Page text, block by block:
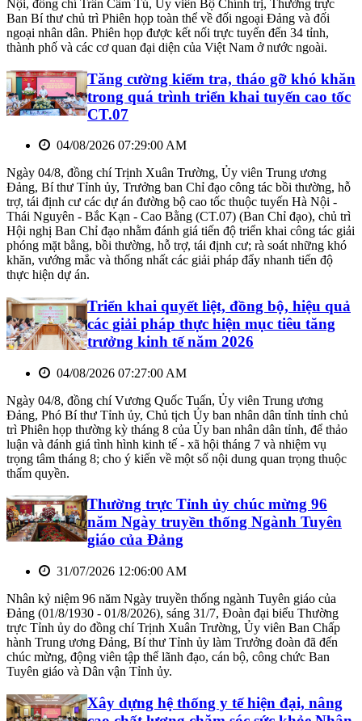
Nội, đồng chí Trần Cẩm Tú, Ủy viên Bộ Chính trị, Thường trực
Ban Bí thư chủ trì Phiên họp toàn thể về đối ngoại Đảng và đối
ngoại nhân dân. Phiên họp được kết nối trực tuyến đến 34 tỉnh,
thành phố và các cơ quan đại diện của Việt Nam ở nước ngoài.
Tăng cường kiểm tra, tháo gỡ khó khăn
trong quá trình triển khai tuyến cao tốc
CT.07
04/08/2026 07:29:00 AM
Ngày 04/8, đồng chí Trịnh Xuân Trường, Ủy viên Trung ương
Đảng, Bí thư Tỉnh ủy, Trưởng ban Chỉ đạo công tác bồi thường, hỗ
trợ, tái định cư các dự án đường bộ cao tốc thuộc tuyến Hà Nội -
Thái Nguyên - Bắc Kạn - Cao Bằng (CT.07) (Ban Chỉ đạo), chủ trì
Hội nghị Ban Chỉ đạo nhằm đánh giá tiến độ triển khai công tác giải
phóng mặt bằng, bồi thường, hỗ trợ, tái định cư; rà soát những khó
khăn, vướng mắc và thống nhất các giải pháp đẩy nhanh tiến độ
thực hiện dự án.
Triển khai quyết liệt, đồng bộ, hiệu quả
các giải pháp thực hiện mục tiêu tăng
trưởng kinh tế năm 2026
04/08/2026 07:27:00 AM
Ngày 04/8, đồng chí Vương Quốc Tuấn, Ủy viên Trung ương
Đảng, Phó Bí thư Tỉnh ủy, Chủ tịch Ủy ban nhân dân tỉnh tỉnh chủ
trì Phiên họp thường kỳ tháng 8 của Ủy ban nhân dân tỉnh, để thảo
luận và đánh giá tình hình kinh tế - xã hội tháng 7 và nhiệm vụ
trọng tâm tháng 8; cho ý kiến về một số nội dung quan trọng thuộc
thẩm quyền.
Thường trực Tỉnh ủy chúc mừng 96
năm Ngày truyền thống Ngành Tuyên
giáo của Đảng
31/07/2026 12:06:00 AM
Nhân kỷ niệm 96 năm Ngày truyền thống ngành Tuyên giáo của
Đảng (01/8/1930 - 01/8/2026), sáng 31/7, Đoàn đại biểu Thường
trực Tỉnh ủy do đồng chí Trịnh Xuân Trường, Ủy viên Ban Chấp
hành Trung ương Đảng, Bí thư Tỉnh ủy làm Trưởng đoàn đã đến
chúc mừng, động viên tập thể lãnh đạo, cán bộ, công chức Ban
Tuyên giáo và Dân vận Tỉnh ủy.
Xây dựng hệ thống y tế hiện đại, nâng